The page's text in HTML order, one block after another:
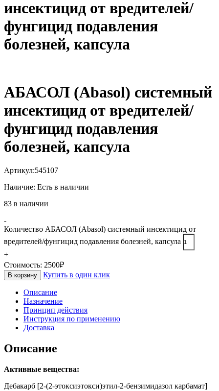
инсектицид от вредителей/
фунгицид подавления
болезней, капсула
АБАСОЛ (Abasol) системный
инсектицид от вредителей/
фунгицид подавления
болезней, капсула
Артикул:545107
Наличие: Есть в наличии
83 в наличии
-
Количество АБАСОЛ (Abasol) системный инсектицид от
вредителей/фунгицид подавления болезней, капсула
+
Стоимость: 2500₽
В корзину Купить в один клик
Описание
Назначение
Принцип действия
Инструкция по применению
Доставка
Описание
Активные вещества:
Дебакарб [2-(2-этоксиэтокси)этил-2-бензимидазол карбамат]